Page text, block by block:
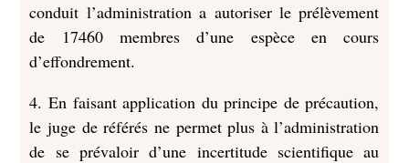
conduit l’administration a autoriser le prélèvement
de 17460 membres d’une espèce en cours
d’effondrement.
4. En faisant application du principe de précaution,
le juge de référés ne permet plus à l’administration
de se prévaloir d’une incertitude scientifique au